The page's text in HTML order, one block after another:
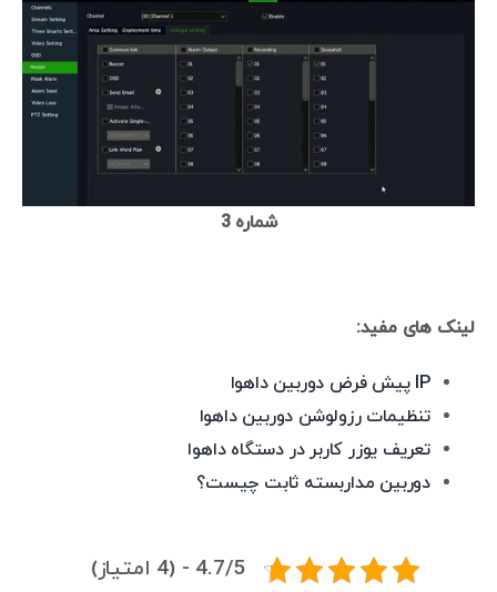
شماره 3
لینک های مفید:
IP پیش فرض دوربین داهوا
تنظیمات رزولوشن دوربین داهوا
تعریف یوزر کاربر در دستگاه داهوا
دوربین مداربسته ثابت چیست؟
4.7/5 - (4 امتیاز)